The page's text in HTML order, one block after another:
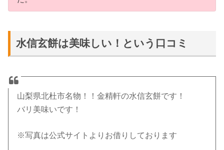
水信玄餅は美味しい！という口コミ
山梨県北杜市名物！！金精軒の水信玄餅です！
バリ美味いです！
※写真は公式サイトよりお借りしております